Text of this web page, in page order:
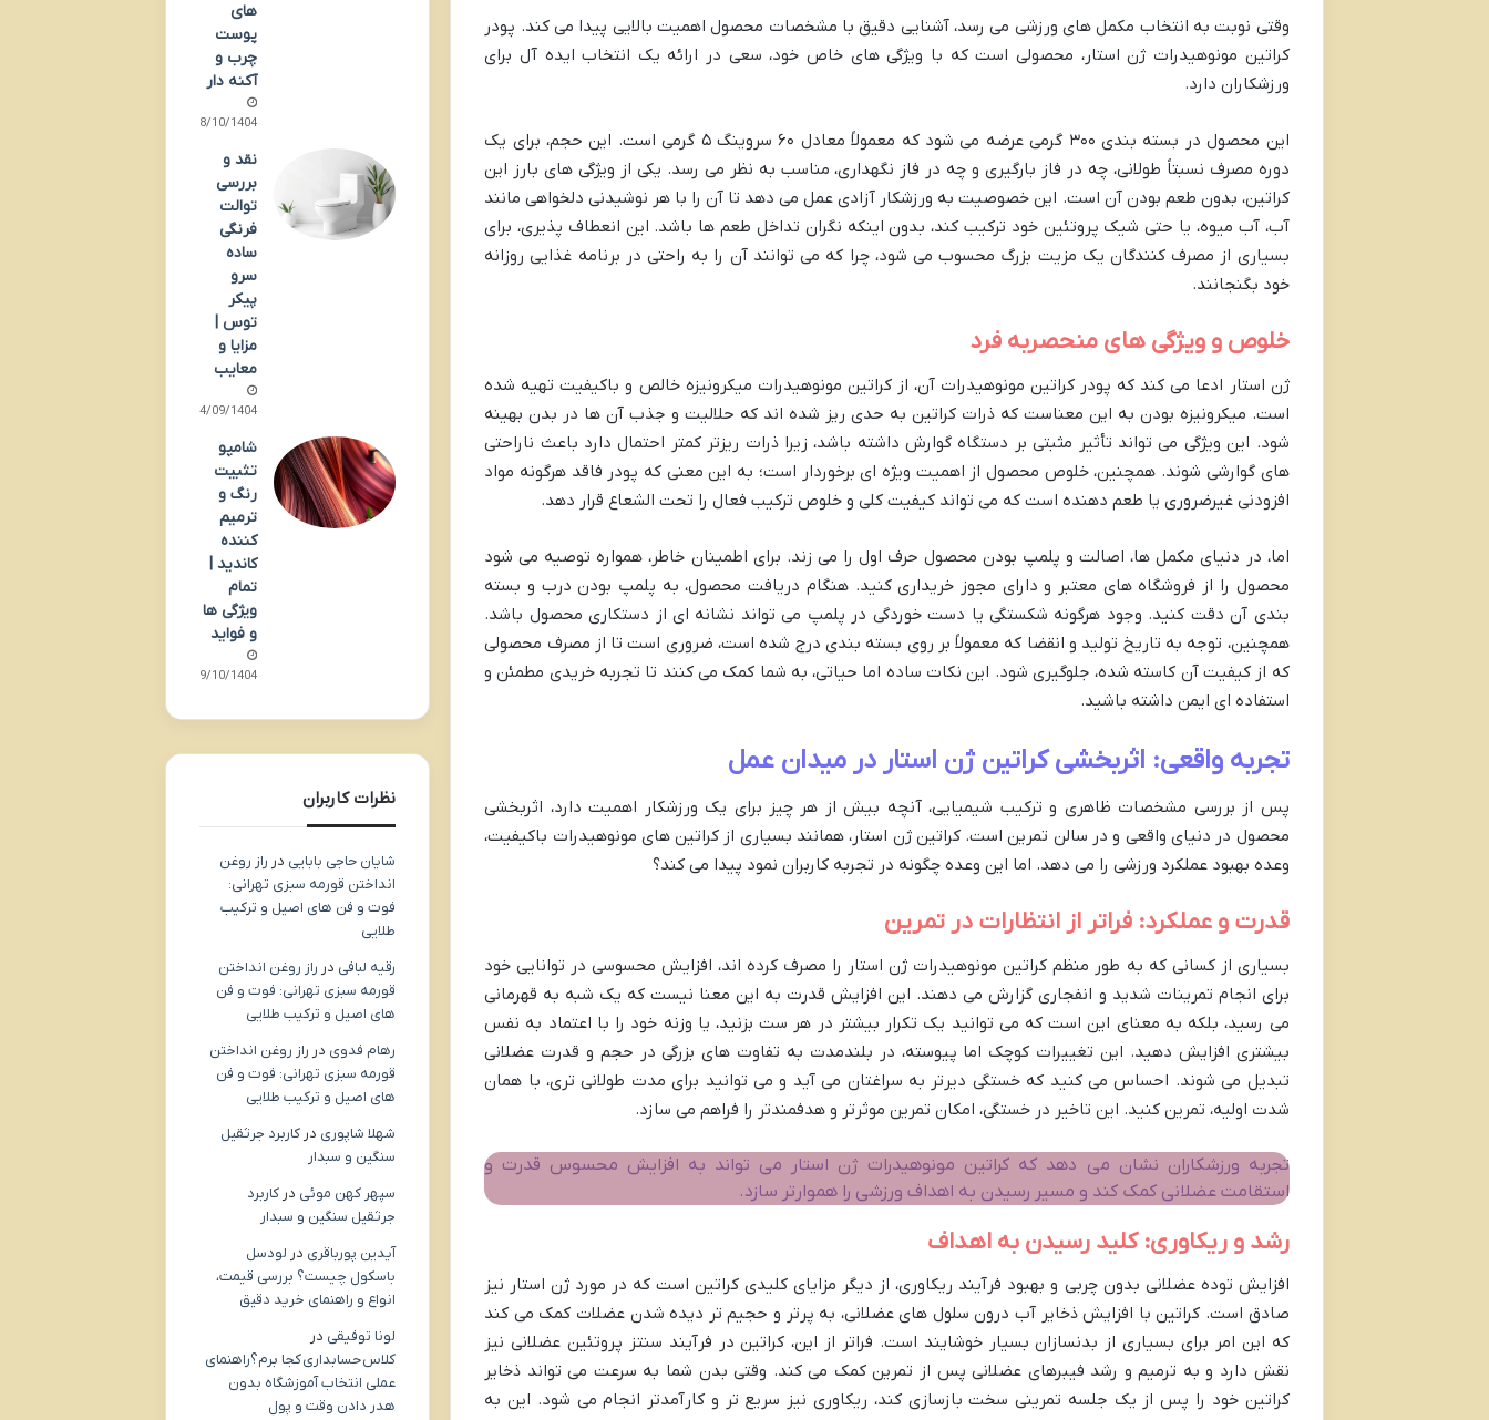
وقتی نوبت به انتخاب مکمل های ورزشی می رسد، آشنایی دقیق با مشخصات محصول اهمیت بالایی پیدا می کند. پودر
کراتین مونوهیدرات ژن استار، محصولی است که با ویژگی های خاص خود، سعی در ارائه یک انتخاب ایده آل برای
ورزشکاران دارد.
این محصول در بسته بندی ۳۰۰ گرمی عرضه می شود که معمولاً معادل ۶۰ سروینگ ۵ گرمی است. این حجم، برای یک
دوره مصرف نسبتاً طولانی، چه در فاز بارگیری و چه در فاز نگهداری، مناسب به نظر می رسد. یکی از ویژگی های بارز این
کراتین، بدون طعم بودن آن است. این خصوصیت به ورزشکار آزادی عمل می دهد تا آن را با هر نوشیدنی دلخواهی مانند
آب، آب میوه، یا حتی شیک پروتئین خود ترکیب کند، بدون اینکه نگران تداخل طعم ها باشد. این انعطاف پذیری، برای
بسیاری از مصرف کنندگان یک مزیت بزرگ محسوب می شود، چرا که می توانند آن را به راحتی در برنامه غذایی روزانه
خود بگنجانند.
خلوص و ویژگی های منحصربه فرد
ژن استار ادعا می کند که پودر کراتین مونوهیدرات آن، از کراتین مونوهیدرات میکرونیزه خالص و باکیفیت تهیه شده
است. میکرونیزه بودن به این معناست که ذرات کراتین به حدی ریز شده اند که حلالیت و جذب آن ها در بدن بهینه
شود. این ویژگی می تواند تأثیر مثبتی بر دستگاه گوارش داشته باشد، زیرا ذرات ریزتر کمتر احتمال دارد باعث ناراحتی
های گوارشی شوند. همچنین، خلوص محصول از اهمیت ویژه ای برخوردار است؛ به این معنی که پودر فاقد هرگونه مواد
افزودنی غیرضروری یا طعم دهنده است که می تواند کیفیت کلی و خلوص ترکیب فعال را تحت الشعاع قرار دهد.
اما، در دنیای مکمل ها، اصالت و پلمپ بودن محصول حرف اول را می زند. برای اطمینان خاطر، همواره توصیه می شود
محصول را از فروشگاه های معتبر و دارای مجوز خریداری کنید. هنگام دریافت محصول، به پلمپ بودن درب و بسته
بندی آن دقت کنید. وجود هرگونه شکستگی یا دست خوردگی در پلمپ می تواند نشانه ای از دستکاری محصول باشد.
همچنین، توجه به تاریخ تولید و انقضا که معمولاً بر روی بسته بندی درج شده است، ضروری است تا از مصرف محصولی
که از کیفیت آن کاسته شده، جلوگیری شود. این نکات ساده اما حیاتی، به شما کمک می کنند تا تجربه خریدی مطمئن و
استفاده ای ایمن داشته باشید.
تجربه واقعی: اثربخشی کراتین ژن استار در میدان عمل
پس از بررسی مشخصات ظاهری و ترکیب شیمیایی، آنچه بیش از هر چیز برای یک ورزشکار اهمیت دارد، اثربخشی
محصول در دنیای واقعی و در سالن تمرین است. کراتین ژن استار، همانند بسیاری از کراتین های مونوهیدرات باکیفیت،
وعده بهبود عملکرد ورزشی را می دهد. اما این وعده چگونه در تجربه کاربران نمود پیدا می کند؟
قدرت و عملکرد: فراتر از انتظارات در تمرین
بسیاری از کسانی که به طور منظم کراتین مونوهیدرات ژن استار را مصرف کرده اند، افزایش محسوسی در توانایی خود
برای انجام تمرینات شدید و انفجاری گزارش می دهند. این افزایش قدرت به این معنا نیست که یک شبه به قهرمانی
می رسید، بلکه به معنای این است که می توانید یک تکرار بیشتر در هر ست بزنید، یا وزنه خود را با اعتماد به نفس
بیشتری افزایش دهید. این تغییرات کوچک اما پیوسته، در بلندمدت به تفاوت های بزرگی در حجم و قدرت عضلانی
تبدیل می شوند. احساس می کنید که خستگی دیرتر به سراغتان می آید و می توانید برای مدت طولانی تری، با همان
شدت اولیه، تمرین کنید. این تاخیر در خستگی، امکان تمرین موثرتر و هدفمندتر را فراهم می سازد.
تجربه ورزشکاران نشان می دهد که کراتین مونوهیدرات ژن استار می تواند به افزایش محسوس قدرت و
استقامت عضلانی کمک کند و مسیر رسیدن به اهداف ورزشی را هموارتر سازد.
رشد و ریکاوری: کلید رسیدن به اهداف
افزایش توده عضلانی بدون چربی و بهبود فرآیند ریکاوری، از دیگر مزایای کلیدی کراتین است که در مورد ژن استار نیز
صادق است. کراتین با افزایش ذخایر آب درون سلول های عضلانی، به پرتر و حجیم تر دیده شدن عضلات کمک می کند
که این امر برای بسیاری از بدنسازان بسیار خوشایند است. فراتر از این، کراتین در فرآیند سنتز پروتئین عضلانی نیز
نقش دارد و به ترمیم و رشد فیبرهای عضلانی پس از تمرین کمک می کند. وقتی بدن شما به سرعت می تواند ذخایر
کراتین خود را پس از یک جلسه تمرینی سخت بازسازی کند، ریکاوری نیز سریع تر و کارآمدتر انجام می شود. این به
های
پوست
چرب و
آکنه دار
08/10/1404
نقد و
بررسی
توالت
فرنگی
ساده
سرو
پیکر
توس |
مزایا و
معایب
14/09/1404
شامپو
تثبیت
رنگ و
ترمیم
کننده
کاندید |
تمام
ویژگی ها
و فواید
09/10/1404
نظرات کاربران
شایان حاجی بابایی در راز روغن
انداختن قورمه سبزی تهرانی:
فوت و فن های اصیل و ترکیب
طلایی
رقیه لبافی در راز روغن انداختن
قورمه سبزی تهرانی: فوت و فن
های اصیل و ترکیب طلایی
رهام فدوی در راز روغن انداختن
قورمه سبزی تهرانی: فوت و فن
های اصیل و ترکیب طلایی
شهلا شاپوری در کاربرد جرثقیل
سنگین و سبدار
سپهر کهن موئی در کاربرد
جرثقیل سنگین و سبدار
آیدین پورباقری در لودسل
باسکول چیست؟ بررسی قیمت،
انواع و راهنمای خرید دقیق
لونا توفیقی در
کلاس حسابداری کجا برم؟راهنمای
عملی انتخاب آموزشگاه بدون
هدر دادن وقت و پول